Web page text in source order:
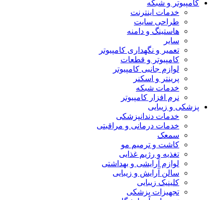
کامپیوتر و شبکه
خدمات اینترنت
طراحی سایت
هاستینگ و دامنه
سایر
تعمیر و نگهداری کامپیوتر
کامپیوتر و قطعات
لوازم جانبی کامپیوتر
پرینتر و اسکنر
خدمات شبکه
نرم افزار کامپیوتر
پزشکی و زیبایی
خدمات دندانپزشکی
خدمات درمانی و مراقبتی
سمعک
کاشت و ترمیم مو
تغذیه و رژیم غذایی
لوازم آرایشی و بهداشتی
سالن آرایش و زیبایی
کلینیک زیبایی
تجهیزات پزشکی